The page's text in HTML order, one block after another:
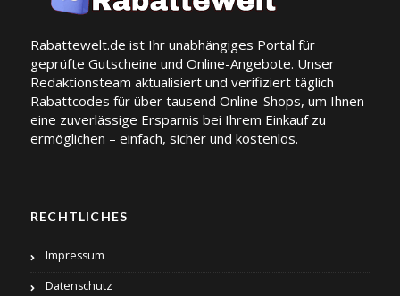
Rabattewelt.de ist Ihr unabhängiges Portal für
geprüfte Gutscheine und Online-Angebote. Unser
Redaktionsteam aktualisiert und verifiziert täglich
Rabattcodes für über tausend Online-Shops, um Ihnen
eine zuverlässige Ersparnis bei Ihrem Einkauf zu
ermöglichen – einfach, sicher und kostenlos.
RECHTLICHES
Impressum
Datenschutz